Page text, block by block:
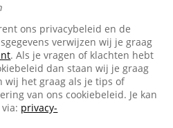
ons privacybeleid en de
verwijzen wij je graag
. Als je vragen of klachten hebt
dan staan wij je graag
wij het graag als je tips of
van ons cookiebeleid. Je kan
privacy-